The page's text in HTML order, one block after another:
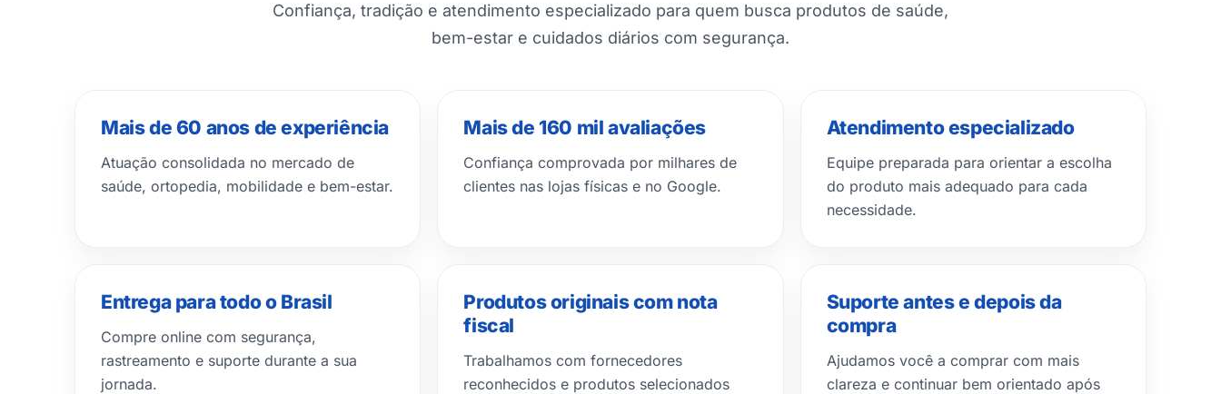
Confiança, tradição e atendimento especializado para quem busca produtos de saúde,
bem-estar e cuidados diários com segurança.
Mais de 60 anos de experiência
Atuação consolidada no mercado de
saúde, ortopedia, mobilidade e bem-estar.
Mais de 160 mil avaliações
Confiança comprovada por milhares de
clientes nas lojas físicas e no Google.
Atendimento especializado
Equipe preparada para orientar a escolha
do produto mais adequado para cada
necessidade.
Entrega para todo o Brasil
Compre online com segurança,
rastreamento e suporte durante a sua
jornada.
Produtos originais com nota
fiscal
Trabalhamos com fornecedores
reconhecidos e produtos selecionados
Suporte antes e depois da
compra
Ajudamos você a comprar com mais
clareza e continuar bem orientado após